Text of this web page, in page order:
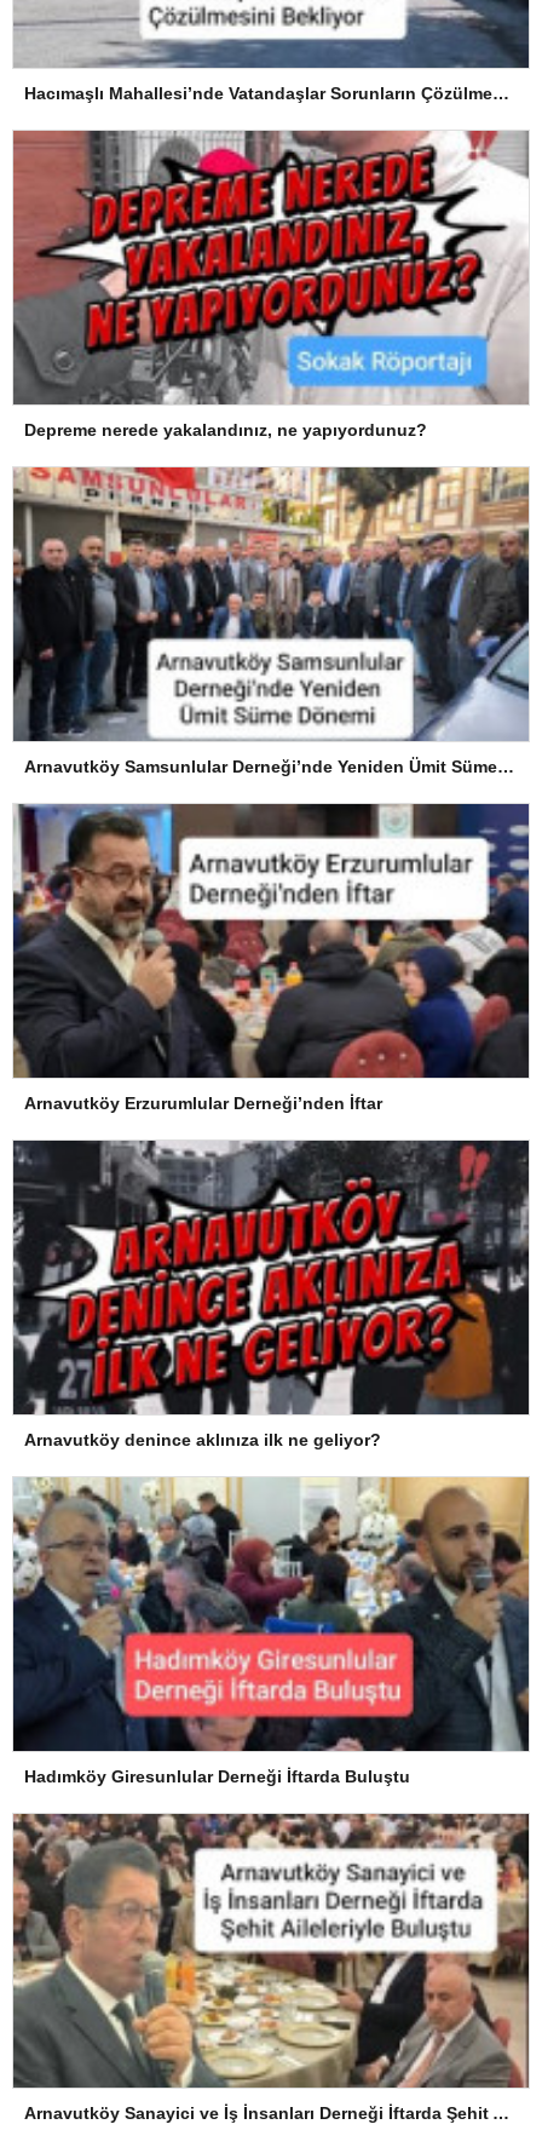
Hacımaşlı Mahallesi’nde Vatandaşlar Sorunların Çözülmesini Bekliyor
Depreme nerede yakalandınız, ne yapıyordunuz?
Arnavutköy Samsunlular Derneği’nde Yeniden Ümit Süme Dönemi
Arnavutköy Erzurumlular Derneği’nden İftar
Arnavutköy denince aklınıza ilk ne geliyor?
Hadımköy Giresunlular Derneği İftarda Buluştu
Arnavutköy Sanayici ve İş İnsanları Derneği İftarda Şehit Aileleriyle Buluştu